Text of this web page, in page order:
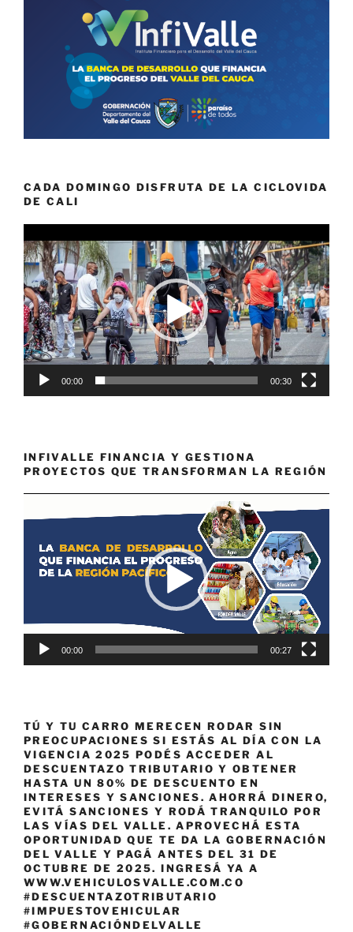
CADA DOMINGO DISFRUTA DE LA CICLOVIDA
DE CALI
de
vídeo
00:00 00:30
INFIVALLE FINANCIA Y GESTIONA
PROYECTOS QUE TRANSFORMAN LA REGIÓN
de
00:00 00:27
TÚ Y TU CARRO MERECEN RODAR SIN
PREOCUPACIONES SI ESTÁS AL DÍA CON LA
VIGENCIA 2025 PODÉS ACCEDER AL
DESCUENTAZO TRIBUTARIO Y OBTENER
HASTA UN 80% DE DESCUENTO EN
INTERESES Y SANCIONES. AHORRÁ DINERO,
EVITÁ SANCIONES Y RODÁ TRANQUILO POR
LAS VÍAS DEL VALLE. APROVECHÁ ESTA
OPORTUNIDAD QUE TE DA LA GOBERNACIÓN
DEL VALLE Y PAGÁ ANTES DEL 31 DE
OCTUBRE DE 2025. INGRESÁ YA A
WWW.VEHICULOSVALLE.COM.CO
#DESCUENTAZOTRIBUTARIO
#IMPUESTOVEHICULAR
#GOBERNACIÓNDELVALLE